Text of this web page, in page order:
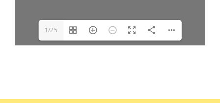
1/25